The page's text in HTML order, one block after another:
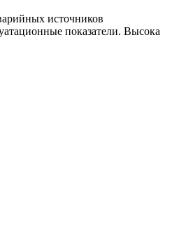
источников
показатели. Высока